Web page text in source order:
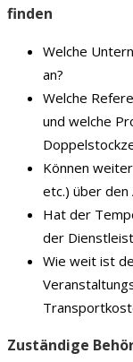
finden
Welche
an?
Welche
und welche
Können
etc.) über
Hat der
der
Wie weit ist
Zuständige